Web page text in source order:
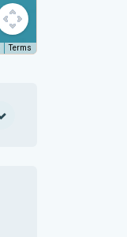
Terms